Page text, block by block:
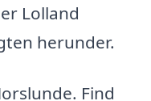
Lolland
herunder.
Find